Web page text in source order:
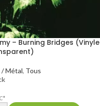
– Burning Bridges (Vinyle
/ Métal, Tous